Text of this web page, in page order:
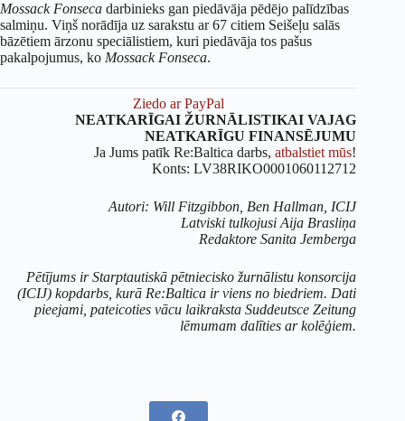
Mossack Fonseca darbinieks gan piedāvāja pēdējo palīdzības
salmiņu. Viņš norādīja uz sarakstu ar 67 citiem Seišeļu salās
bāzētiem ārzonu speciālistiem, kuri piedāvāja tos pašus
pakalpojumus, ko Mossack Fonseca.
Ziedo ar PayPal
NEATKARĪGAI ŽURNĀLISTIKAI VAJAG
NEATKARĪGU FINANSĒJUMU
Ja Jums patīk Re:Baltica darbs,atbalstiet mūs!
Konts: LV38RIKO0001060112712
Autori: Will Fitzgibbon, Ben Hallman, ICIJ
Latviski tulkojusi Aija Brasliņa
Redaktore Sanita Jemberga
Pētījums ir Starptautiskā pētniecisko žurnālistu konsorcija
(ICIJ) kopdarbs, kurā Re:Baltica ir viens no biedriem. Dati
pieejami, pateicoties vācu laikraksta Suddeutsce Zeitung
lēmumam dalīties ar kolēģiem.